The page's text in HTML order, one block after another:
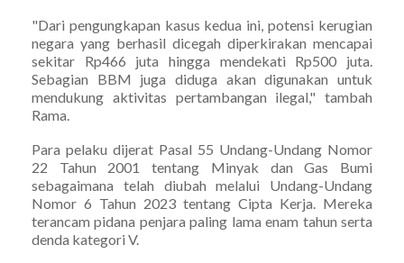
"Dari pengungkapan kasus kedua ini, potensi kerugian
negara yang berhasil dicegah diperkirakan mencapai
sekitar Rp466 juta hingga mendekati Rp500 juta.
Sebagian BBM juga diduga akan digunakan untuk
mendukung aktivitas pertambangan ilegal," tambah
Rama.
Para pelaku dijerat Pasal 55 Undang-Undang Nomor
22 Tahun 2001 tentang Minyak dan Gas Bumi
sebagaimana telah diubah melalui Undang-Undang
Nomor 6 Tahun 2023 tentang Cipta Kerja. Mereka
terancam pidana penjara paling lama enam tahun serta
denda kategori V.